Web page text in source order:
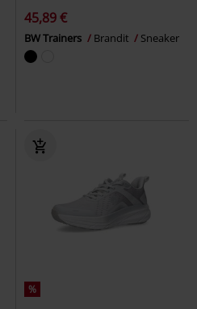
45,89 €
BW Trainers Brandit Sneaker
%